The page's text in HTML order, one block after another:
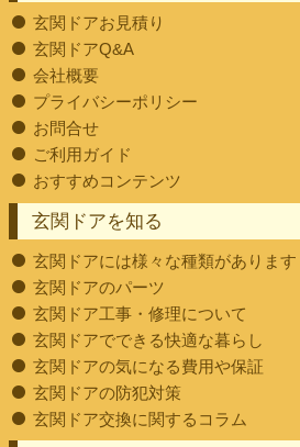
玄関ドアお見積り
玄関ドアQ&A
会社概要
プライバシーポリシー
お問合せ
ご利用ガイド
おすすめコンテンツ
玄関ドアを知る
玄関ドアには様々な種類があります
玄関ドアのパーツ
玄関ドア工事・修理について
玄関ドアでできる快適な暮らし
玄関ドアの気になる費用や保証
玄関ドアの防犯対策
玄関ドア交換に関するコラム